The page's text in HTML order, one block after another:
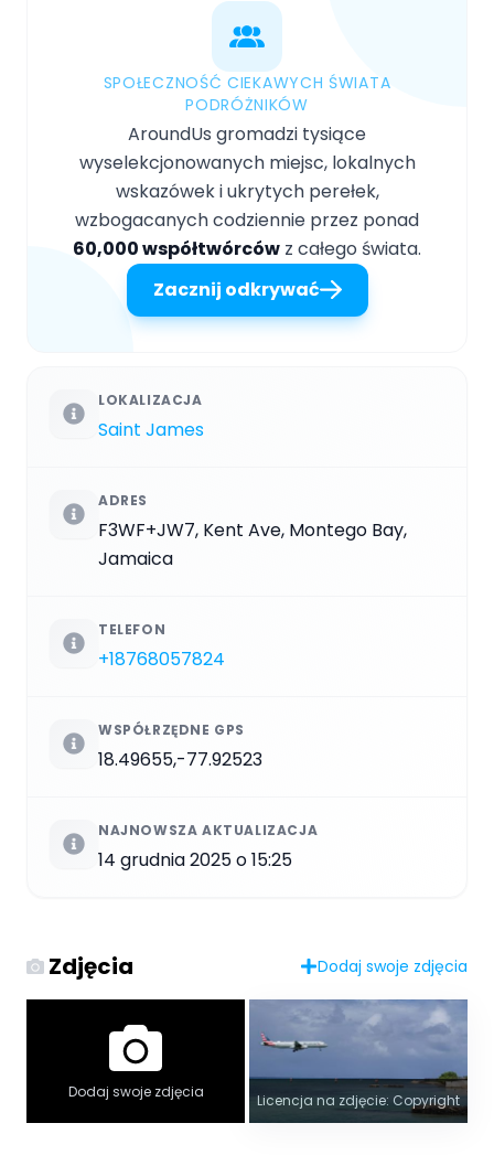
SPOŁECZNOŚĆ CIEKAWYCH ŚWIATA
PODRÓŻNIKÓW
AroundUs gromadzi tysiące
wyselekcjonowanych miejsc, lokalnych
wskazówek i ukrytych perełek,
wzbogacanych codziennie przez ponad
60,000 współtwórców z całego świata.
Zacznij odkrywać
LOKALIZACJA
Saint James
ADRES
F3WF+JW7, Kent Ave, Montego Bay,
Jamaica
TELEFON
+18768057824
WSPÓŁRZĘDNE GPS
18.49655,-77.92523
NAJNOWSZA AKTUALIZACJA
14 grudnia 2025 o 15:25
Zdjęcia Dodaj swoje zdjęcia
Dodaj swoje zdjęcia Licencja na zdjęcie: Copyright